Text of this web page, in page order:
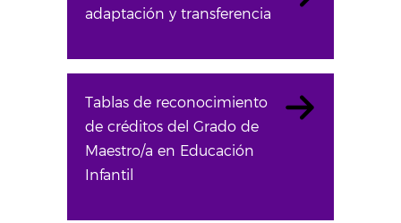
adaptación y transferencia
Tablas de reconocimiento
de créditos del Grado de
Maestro/a en Educación
Infantil